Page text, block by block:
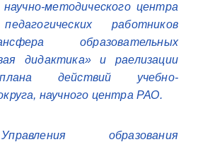
методического центра
работников
образовательных
дидактика» и раелизации
действий учебно-
научного центра РАО.
образования